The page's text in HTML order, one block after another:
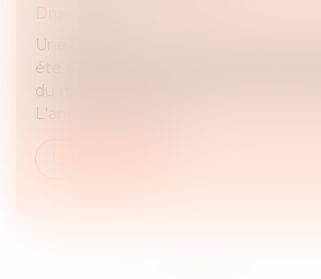
Une plainte pour viol sur mineure de
été déposée en août 2025 contre le
du meurtre de Lyhanna, sans qu'il
L'annonce d'une act...